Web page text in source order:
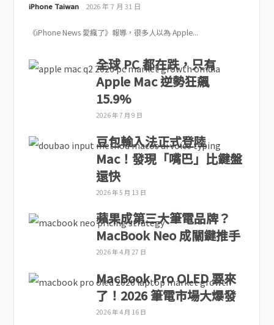
iPhone Taiwan 2026 年 7 月 31 日
《iPhone News 愛瘋了》報導，很多人以為 Apple...
全球 PC 都在跌，只有
Apple Mac 逆勢狂飆
15.9%
2026 年 7 月 9 日
豆包輸入法正式登陸
Mac！發現「嘴巴」比鍵盤
還快
2026 年 5 月 13 日
蘋果成第三大筆電品牌？
MacBook Neo 成關鍵推手
2026 年 4 月 27 日
MacBook Pro OLED 要來
了！2026 筆電市場大爆發
2026 年 4 月 16 日